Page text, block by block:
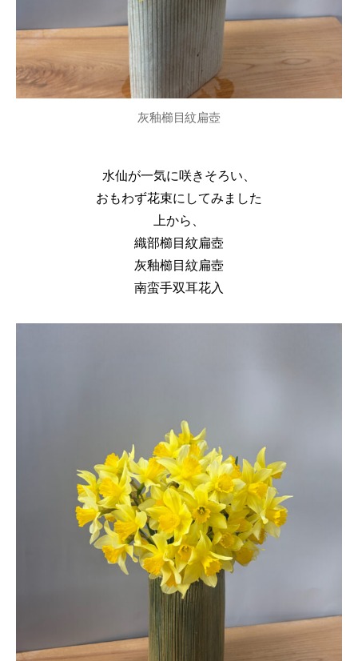
灰釉櫛目紋扁壺
水仙が一気に咲きそろい、
おもわず花束にしてみました
上から、
織部櫛目紋扁壺
灰釉櫛目紋扁壺
南蛮手双耳花入